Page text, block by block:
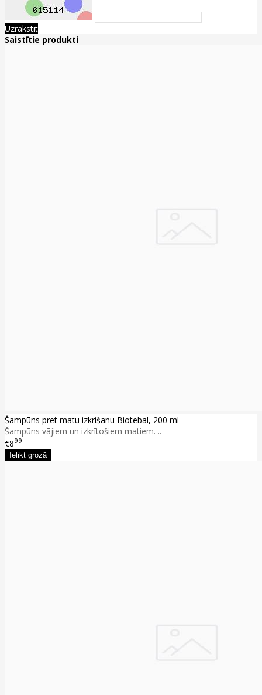
Uzrakstīt
Saistītie produkti
Šampūns pret matu izkrišanu Biotebal, 200 ml
Šampūns vājiem un izkrītošiem matiem. ..
€899